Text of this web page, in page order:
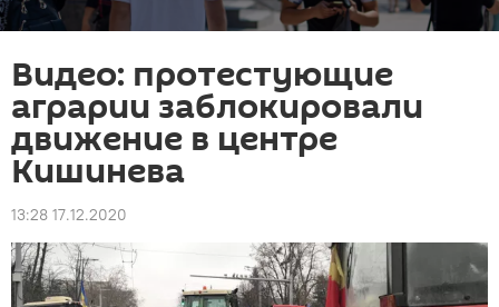
Видео: протестующие
аграрии заблокировали
движение в центре
Кишинева
13:28 17.12.2020